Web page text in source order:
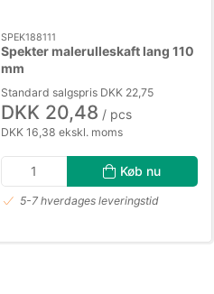
SPEK188111
Spekter malerulleskaft lang 110
mm
Standard salgspris DKK 22,75
DKK 20,48 / pcs
DKK 16,38 ekskl. moms
Køb nu
5-7 hverdages leveringstid